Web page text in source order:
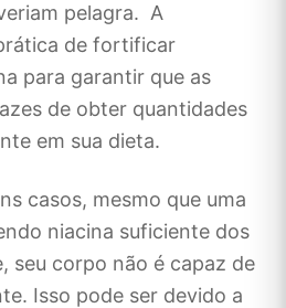
pelagra. A
de fortificar
para garantir que as
de obter quantidades
em sua dieta.
casos, mesmo que uma
niacina suficiente dos
seu corpo não é capaz de
Isso pode ser devido a